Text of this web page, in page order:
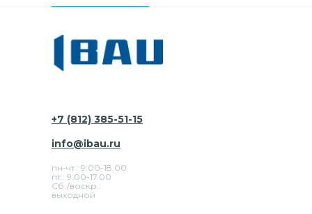
+7 (812) 385-51-15
пн-чт.: 9:00-18:00
пт.: 9.00-17.00
Сб./воскр.:
выходной
info@ibau.ru